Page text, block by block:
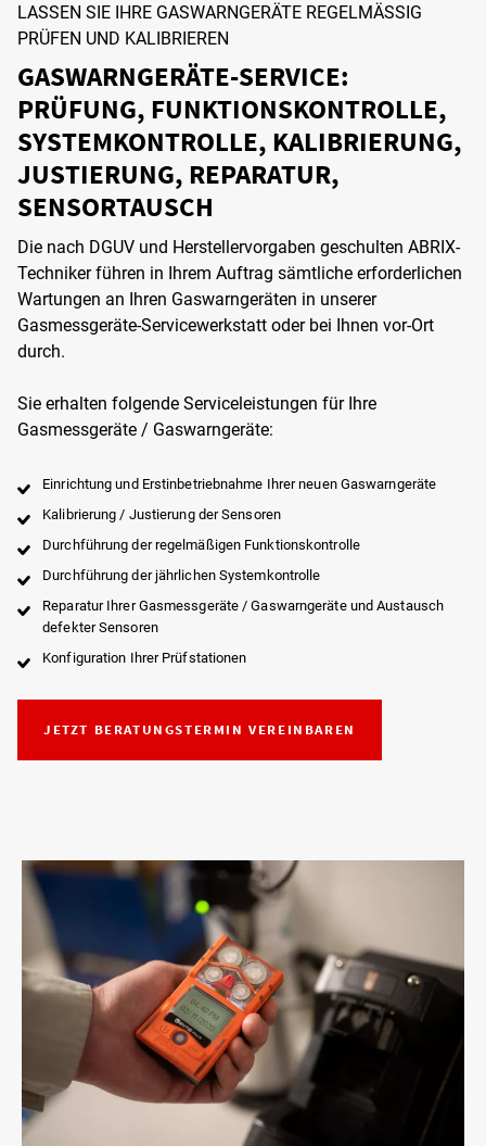
LASSEN SIE IHRE GASWARNGERÄTE REGELMÄSSIG P
RÜFEN UND KALIBRIEREN
GASWARNGERÄTE-SERVICE:
PRÜFUNG, FUNKTIONSKONTROLLE,
SYSTEMKONTROLLE, KALIBRIERUNG,
JUSTIERUNG, REPARATUR,
SENSORTAUSCH
Die nach DGUV und Herstellervorgaben geschulten ABRIX-
Techniker führen in Ihrem Auftrag sämtliche erforderlichen
Wartungen an Ihren Gaswarngeräten in unserer
Gasmessgeräte-Servicewerkstatt oder bei Ihnen vor-Ort
durch.
Sie erhalten folgende Serviceleistungen für Ihre
Gasmessgeräte / Gaswarngeräte:
Einrichtung und Erstinbetriebnahme Ihrer neuen Gaswarngeräte
Kalibrierung / Justierung der Sensoren
Durchführung der regelmäßigen Funktionskontrolle
Durchführung der jährlichen Systemkontrolle
Reparatur Ihrer Gasmessgeräte / Gaswarngeräte und Austausch
defekter Sensoren
Konfiguration Ihrer Prüfstationen
JETZT BERATUNGSTERMIN VEREINBAREN